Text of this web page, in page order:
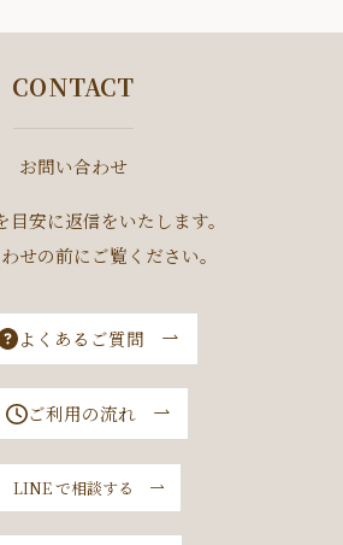
CONTACT
お問い合わせ
目安に返信をいたします。
せの前にご覧ください。
よくあるご質問
ご利用の流れ
LINE で相談する